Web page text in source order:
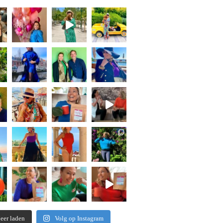
laden Volg op Instagram